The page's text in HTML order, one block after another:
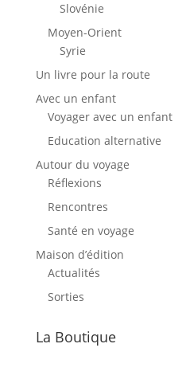
Slovénie
Moyen-Orient
Syrie
Un livre pour la route
Avec un enfant
Voyager avec un enfant
Education alternative
Autour du voyage
Réflexions
Rencontres
Santé en voyage
Maison d’édition
Actualités
Sorties
La Boutique